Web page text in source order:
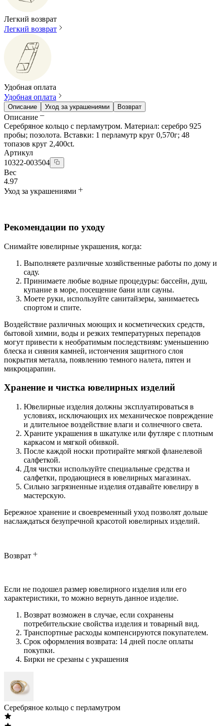
Легкий возврат
Легкий возврат
Удобная оплата
Удобная оплата
Описание Уход за украшениями Возврат
Описание
Серебряное кольцо с перламутром. Материал: серебро 925
пробы; позолота. Вставки: 1 перламутр круг 0,570г; 48
топазов круг 2,400ct.
Артикул
10322-003504
Вес
4.97
Уход за украшениями
Рекомендации по уходу
Снимайте ювелирные украшения, когда:
Выполняете различные хозяйственные работы по дому и
саду.
Принимаете любые водные процедуры: бассейн, душ,
купание в море, посещение бани или сауны.
Моете руки, используйте санитайзеры, занимаетесь
спортом и спите.
Воздействие различных моющих и косметических средств,
бытовой химии, воды и резких температурных перепадов
могут привести к необратимым последствиям: уменьшению
блеска и сияния камней, истончения защитного слоя
покрытия металла, появлению темного налета, пятен и
микроцарапин.
Хранение и чистка ювелирных изделий
Ювелирные изделия должны эксплуатироваться в
условиях, исключающих их механическое повреждение
и длительное воздействие влаги и солнечного света.
Храните украшения в шкатулке или футляре с плотным
каркасом и мягкой обивкой.
После каждой носки протирайте мягкой фланелевой
салфеткой.
Для чистки используйте специальные средства и
салфетки, продающиеся в ювелирных магазинах.
Сильно загрязненные изделия отдавайте ювелиру в
мастерскую.
Бережное хранение и своевременный уход позволят дольше
наслаждаться безупречной красотой ювелирных изделий.
Возврат
Если не подошел размер ювелирного изделия или его
характеристики, то можно вернуть данное изделие.
Возврат возможен в случае, если сохранены
потребительские свойства изделия и товарный вид.
Транспортные расходы компенсируются покупателем.
Срок оформления возврата: 14 дней после оплаты
покупки.
Бирки не срезаны с украшения
Серебряное кольцо с перламутром